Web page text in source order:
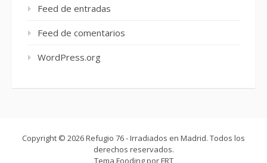
Feed de entradas
Feed de comentarios
WordPress.org
Copyright © 2026 Refugio 76 - Irradiados en Madrid. Todos los
derechos reservados.
Tema Fooding porFRT